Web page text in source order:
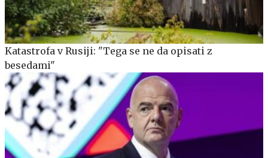
Katastrofa v Rusiji: "Tega se ne da opisati z
besedami"